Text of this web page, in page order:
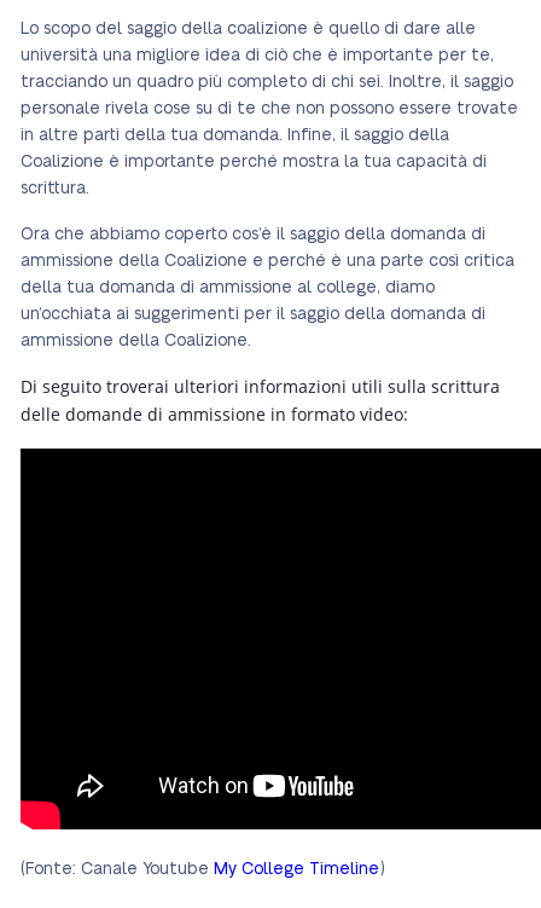
Lo scopo del saggio della coalizione è quello di dare alle
università una migliore idea di ciò che è importante per te,
tracciando un quadro più completo di chi sei. Inoltre, il saggio
personale rivela cose su di te che non possono essere trovate
in altre parti della tua domanda. Infine, il saggio della
Coalizione è importante perché mostra la tua capacità di
scrittura.
Ora che abbiamo coperto cos’è il saggio della domanda di
ammissione della Coalizione e perché è una parte così critica
della tua domanda di ammissione al college, diamo
un’occhiata ai suggerimenti per il saggio della domanda di
ammissione della Coalizione.
Di seguito troverai ulteriori informazioni utili sulla scrittura
delle domande di ammissione in formato video:
(Fonte: Canale Youtube My College Timeline )